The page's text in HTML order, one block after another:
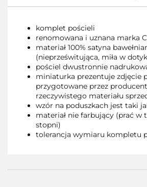
komplet pościeli
renomowana i uznana marka
materiał 100% satyna
(nieprześwitująca, miła w
pościel dwustronnie
miniaturka prezentuje zdjęcie
przygotowane przez
rzeczywistego materiału
wzór na poduszkach jest taki
materiał nie farbujący (prać w
stopni)
tolerancja wymiaru kompletu